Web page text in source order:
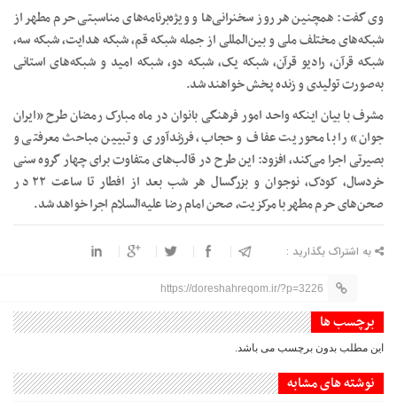
وی گفت: همچنین هر روز سخنرانی‌ها و ویژه‌برنامه‌های مناسبتی حرم مطهر از
شبکه‌های مختلف ملی و بین‌المللی از جمله شبکه قم، شبکه هدایت، شبکه سه،
شبکه قرآن، رادیو قرآن، شبکه یک، شبکه دو، شبکه امید و شبکه‌های استانی
به‌صورت تولیدی و زنده پخش خواهند شد.
مشرف با بیان اینکه واحد امور فرهنگی بانوان در ماه مبارک رمضان طرح «ایران
جوان» را با محوریت عفاف و حجاب، فرزندآوری و تبیین مباحث معرفتی و
بصیرتی اجرا می‌کند، افزود: این طرح در قالب‌های متفاوت برای چهار گروه سنی
خردسال، کودک، نوجوان و بزرگسال هر شب بعد از افطار تا ساعت ۲۲ در
صحن‌های حرم مطهر با مرکزیت، صحن امام رضا علیه‌السلام اجرا خواهد شد.
به اشتراک بگذارید :
https://doreshahreqom.ir/?p=3226
برچسب ها
این مطلب بدون برچسب می باشد.
نوشته های مشابه